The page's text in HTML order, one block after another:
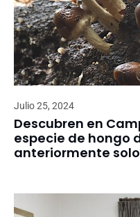
Julio 25, 2024
Descubren en
especie de hongo
anteriormente